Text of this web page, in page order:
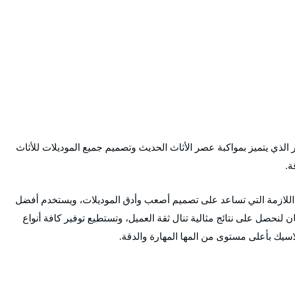
الذي يتميز بمواكبة عصر الأثاث الحديث وتصميم جميع الموديلات للأثاث
التي تساعد على تصميم أصعب وأدق الموديلات، ويستخدم أفضل
لنحصل على نتائج مثالية تنال ثقة العميل، وتستطيع توفير كافة أنواع
بأعلى مستوى من المها المهارة والدقة.